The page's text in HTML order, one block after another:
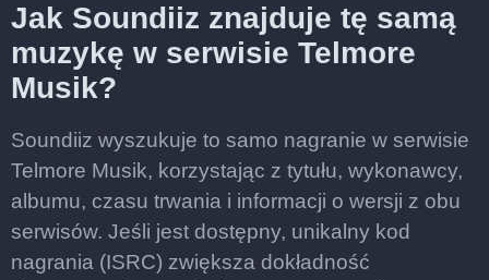
Jak Soundiiz znajduje tę samą
muzykę w serwisie Telmore
Musik?
Soundiiz wyszukuje to samo nagranie w serwisie
Telmore Musik, korzystając z tytułu, wykonawcy,
albumu, czasu trwania i informacji o wersji z obu
serwisów. Jeśli jest dostępny, unikalny kod
nagrania (ISRC) zwiększa dokładność